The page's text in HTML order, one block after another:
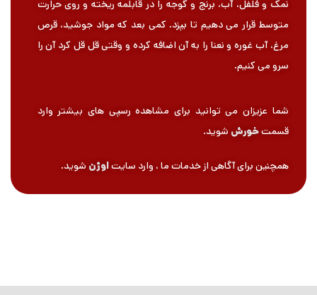
نمک و فلفل، آب، برنج و گوجه را در قابلمه ریخته و روی حرارت
متوسط قرار می دهیم تا بپزد. کمی بعد که مواد جوشید، قرص
مرغ، آب غوره و نعنا را به آن اضافه کرده و وقتی قل قل کرد آن را
سرو می کنیم.
شما عزیزان می توانید برای مشاهده رسپی های بیشتر وارد
قسمتخورش شوید.
همچنین برای آگاهی از خدمات ما ، وارد سایتاوژن شوید.